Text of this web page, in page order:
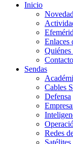
Inicio
Enlaces
Quiénes
Contacto
Sendas
Cables
Defensa
Redes